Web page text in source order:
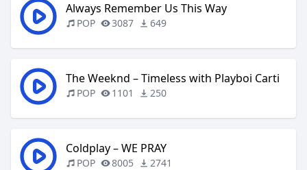
Always Remember Us This Way
POP 3087 649
The Weeknd – Timeless with Playboi Carti
POP 1101 250
Coldplay – WE PRAY
POP 8005 2741